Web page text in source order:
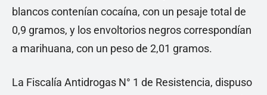
blancos contenían cocaína, con un pesaje total de
0,9 gramos, y los envoltorios negros correspondían
a marihuana, con un peso de 2,01 gramos.
La Fiscalía Antidrogas N° 1 de Resistencia, dispuso